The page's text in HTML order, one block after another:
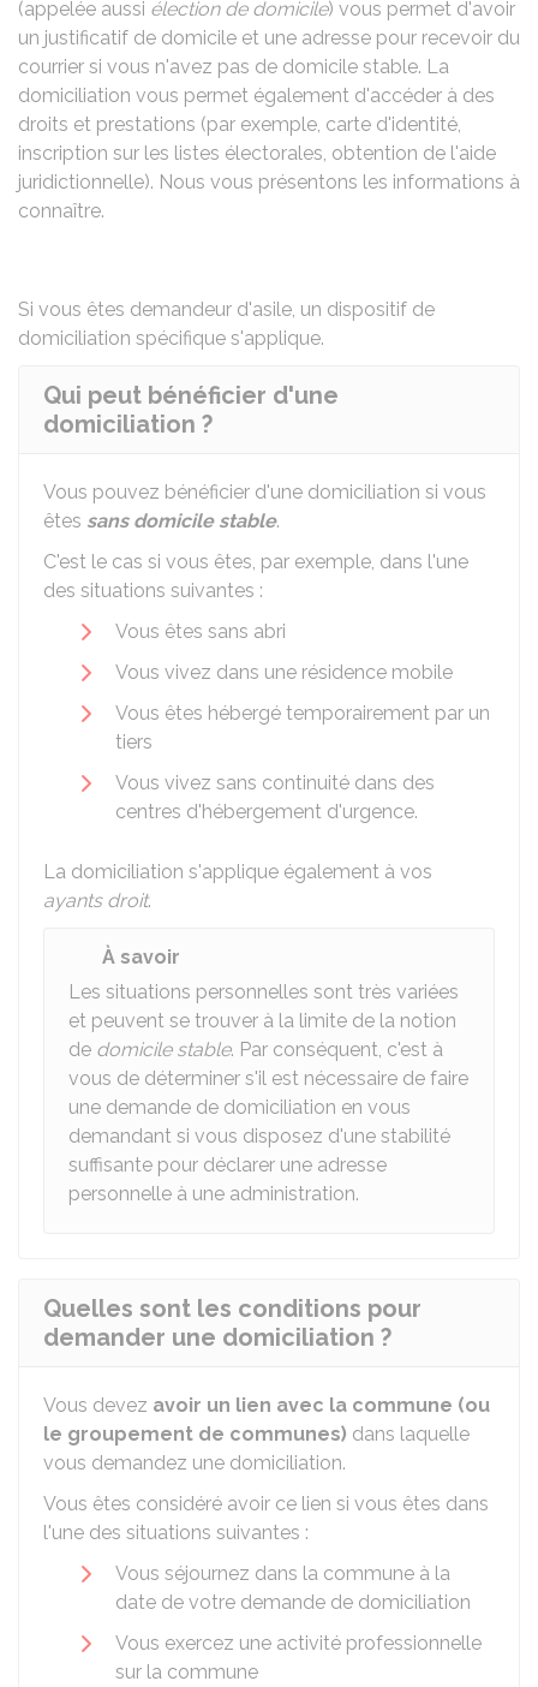
(appelée aussi élection de domicile) vous permet d'avoir
un justificatif de domicile et une adresse pour recevoir du
courrier si vous n'avez pas de domicile stable. La
domiciliation vous permet également d'accéder à des
droits et prestations (par exemple, carte d'identité,
inscription sur les listes électorales, obtention de l'aide
juridictionnelle). Nous vous présentons les informations à
connaître.
Si vous êtes demandeur d'asile, un dispositif de
domiciliation spécifique s'applique.
Qui peut bénéficier d'une
domiciliation ?
Vous pouvez bénéficier d'une domiciliation si vous
êtes sans domicile stable.
C'est le cas si vous êtes, par exemple, dans l'une
des situations suivantes :
Vous êtes sans abri
Vous vivez dans une résidence mobile
Vous êtes hébergé temporairement par un
tiers
Vous vivez sans continuité dans des
centres d'hébergement d'urgence.
La domiciliation s'applique également à vos
ayants droit.
À savoir
Les situations personnelles sont très variées
et peuvent se trouver à la limite de la notion
de domicile stable. Par conséquent, c'est à
vous de déterminer s'il est nécessaire de faire
une demande de domiciliation en vous
demandant si vous disposez d'une stabilité
suffisante pour déclarer une adresse
personnelle à une administration.
Quelles sont les conditions pour
demander une domiciliation ?
Vous devez avoir un lien avec la commune (ou
le groupement de communes) dans laquelle
vous demandez une domiciliation.
Vous êtes considéré avoir ce lien si vous êtes dans
l'une des situations suivantes :
Vous séjournez dans la commune à la
date de votre demande de domiciliation
Vous exercez une activité professionnelle
sur la commune